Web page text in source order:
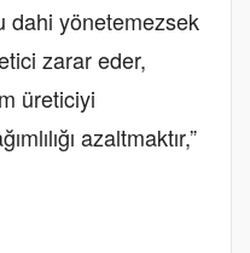
dahi yönetemezsek
zarar eder,
üreticiyi
azaltmaktır,”